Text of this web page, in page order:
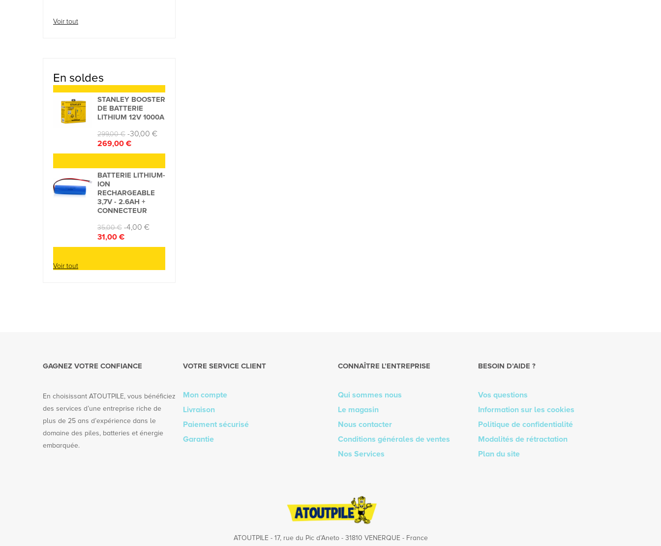
Voir tout
En soldes
STANLEY BOOSTER
DE BATTERIE
LITHIUM 12V 1000A
Prix
de
base
299,00 € -30,00 €Prix
269,00 €
BATTERIE LITHIUM-
ION
RECHARGEABLE
3,7V - 2.6AH +
CONNECTEUR
Prix
de
base
35,00 € -4,00 €Prix
31,00 €
Voir tout
GAGNEZ VOTRE CONFIANCE
En choisissant ATOUTPILE, vous bénéficiez
des services d’une entreprise riche de
plus de 25 ans d’expérience dans le
domaine des piles, batteries et énergie
embarquée.
VOTRE SERVICE CLIENT
Mon compte
Livraison
Paiement sécurisé
Garantie
CONNAÎTRE L’ENTREPRISE
Qui sommes nous
Le magasin
Nous contacter
Conditions générales de ventes
Nos Services
BESOIN D’AIDE ?
Vos questions
Information sur les cookies
Politique de confidentialité
Modalités de rétractation
Plan du site
ATOUTPILE - 17, rue du Pic d’Aneto - 31810 VENERQUE - France